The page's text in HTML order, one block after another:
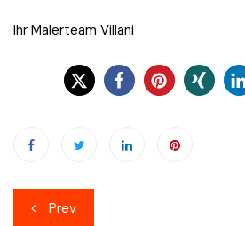
Ihr Malerteam Villani
Beitragsnavigation
Prev